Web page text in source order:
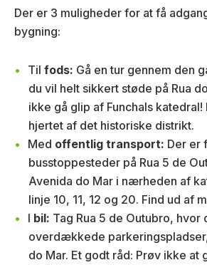
Der er 3 muligheder for at få
bygning:
Til fods: Gå en tur gennem den
du vil helt sikkert støde på Rua
ikke gå glip af Funchals katedral!
hjertet af det historiske distrikt.
Med offentlig transport: Der er
busstoppesteder på Rua 5 de
Avenida do Mar i nærheden af
linje 10, 11, 12 og 20. Find ud af
I bil: Tag Rua 5 de Outubro, hvor
overdækkede
do Mar. Et godt råd: Prøv ikke at